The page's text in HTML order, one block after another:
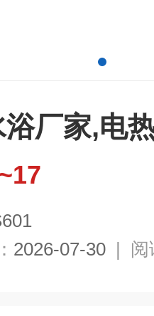
厂家,电
2026-07-30 | 阅